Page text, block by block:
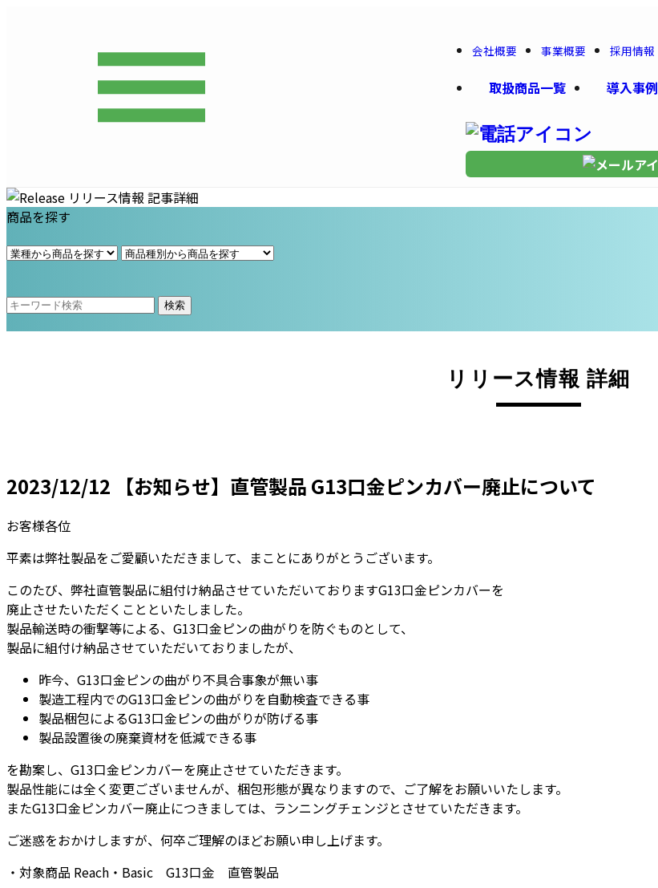
プライム・スター株式会社
会社概要 事業概要 採用情報
取扱商品一覧 導入事例
商品を探す
検索
リリース情報 詳細
2023/12/12 【お知らせ】直管製品 G13口金ピンカバー廃止について
お客様各位
平素は弊社製品をご愛顧いただきまして、まことにありがとうございます。
このたび、弊社直管製品に組付け納品させていただいておりますG13口金ピンカバーを
廃止させたいただくことといたしました。
製品輸送時の衝撃等による、G13口金ピンの曲がりを防ぐものとして、
製品に組付け納品させていただいておりましたが、
昨今、G13口金ピンの曲がり不具合事象が無い事
製造工程内でのG13口金ピンの曲がりを自動検査できる事
製品梱包によるG13口金ピンの曲がりが防げる事
製品設置後の廃棄資材を低減できる事
を勘案し、G13口金ピンカバーを廃止させていただきます。
製品性能には全く変更ございませんが、梱包形態が異なりますので、ご了解をお願いいたします。
またG13口金ピンカバー廃止につきましては、ランニングチェンジとさせていただきます。
ご迷惑をおかけしますが、何卒ご理解のほどお願い申し上げます。
・対象商品 Reach・Basic G13口金 直管製品